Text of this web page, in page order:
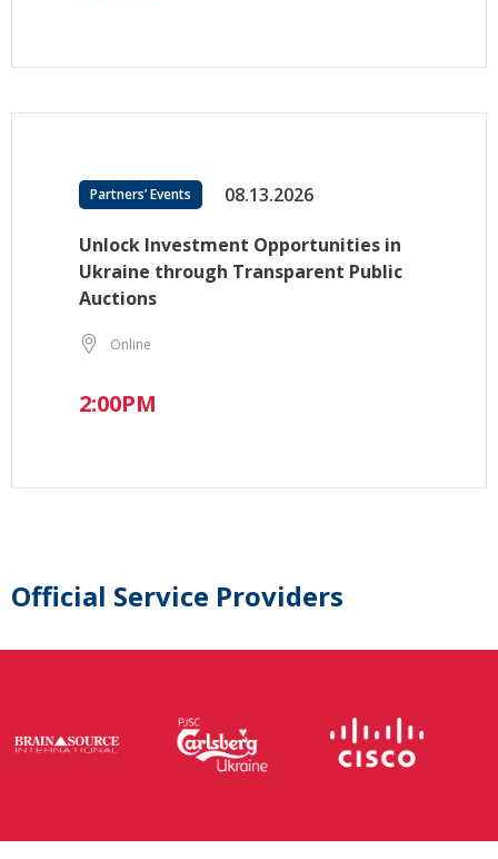
Partners’ Events 08.13.2026
Unlock Investment Opportunities in
Ukraine through Transparent Public
Auctions
Online
2:00PM
Official Service Providers